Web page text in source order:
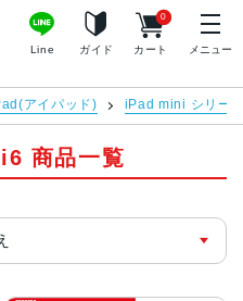
Line ガイド カート
0
メニュー
アイパッド) iPad mini シリー
商品一覧